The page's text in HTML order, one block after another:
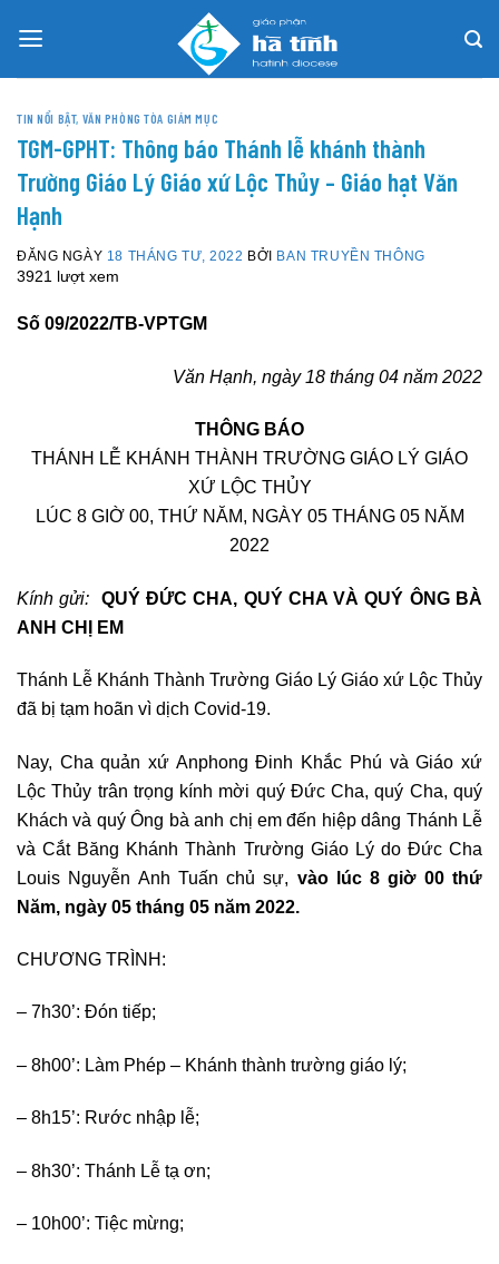
TIN NỔI BẬT, VĂN PHÒNG TÒA GIÁM MỤC
TGM-GPHT: Thông báo Thánh lễ khánh thành
Trường Giáo Lý Giáo xứ Lộc Thủy – Giáo hạt Văn
Hạnh
ĐĂNG NGÀY 18 THÁNG TƯ, 2022 BỞI BAN TRUYỀN THÔNG
3921 lượt xem
Số 09/2022/TB-VPTGM
Văn Hạnh, ngày 18 tháng 04 năm 2022
THÔNG BÁO
THÁNH LỄ KHÁNH THÀNH TRƯỜNG GIÁO LÝ GIÁO
XỨ LỘC THỦY
LÚC 8 GIỜ 00, THỨ NĂM, NGÀY 05 THÁNG 05 NĂM
2022
Kính gửi:
QUÝ ĐỨC CHA, QUÝ CHA VÀ QUÝ ÔNG BÀ
ANH CHỊ EM
Thánh Lễ Khánh Thành Trường Giáo Lý Giáo xứ Lộc Thủy
đã bị tạm hoãn vì dịch Covid-19.
Nay, Cha quản xứ Anphong Đinh Khắc Phú và Giáo xứ
Lộc Thủy trân trọng kính mời quý Đức Cha, quý Cha, quý
Khách và quý Ông bà anh chị em đến hiệp dâng Thánh Lễ
và Cắt Băng Khánh Thành Trường Giáo Lý do Đức Cha
Louis Nguyễn Anh Tuấn chủ sự, vào lúc 8 giờ 00 thứ
Năm, ngày 05 tháng 05 năm 2022.
CHƯƠNG TRÌNH:
– 7h30’: Đón tiếp;
– 8h00’: Làm Phép – Khánh thành trường giáo lý;
– 8h15’: Rước nhập lễ;
– 8h30’: Thánh Lễ tạ ơn;
– 10h00’: Tiệc mừng;